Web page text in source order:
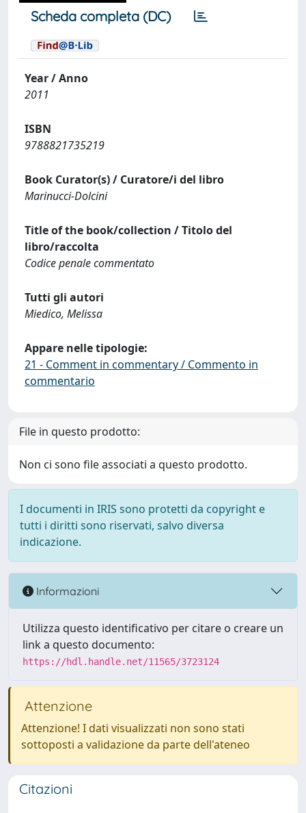
Scheda completa (DC)
Year / Anno
2011
ISBN
9788821735219
Book Curator(s) / Curatore/i del libro
Marinucci-Dolcini
Title of the book/collection / Titolo del
libro/raccolta
Codice penale commentato
Tutti gli autori
Miedico, Melissa
Appare nelle tipologie:
21 - Comment in commentary / Commento in
commentario
File in questo prodotto:
Non ci sono file associati a questo prodotto.
I documenti in IRIS sono protetti da copyright e
tutti i diritti sono riservati, salvo diversa
indicazione.
Informazioni
Utilizza questo identificativo per citare o creare un
link a questo documento:
https://hdl.handle.net/11565/3723124
Attenzione
Attenzione! I dati visualizzati non sono stati
sottoposti a validazione da parte dell'ateneo
Citazioni